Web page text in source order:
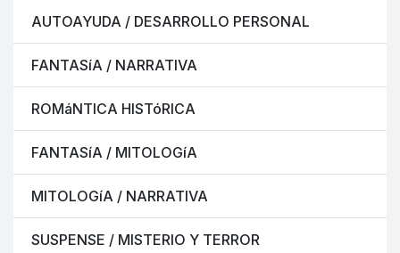
AUTOAYUDA / DESARROLLO PERSONAL
FANTASíA / NARRATIVA
ROMáNTICA HISTóRICA
FANTASíA / MITOLOGíA
MITOLOGíA / NARRATIVA
SUSPENSE / MISTERIO Y TERROR